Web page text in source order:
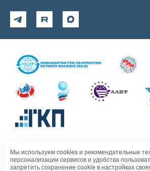
Политика в отношении обработки
Мы используем cookies и рекомендательные
персонализации сервисов и удобства
запретить сохранение cookie в настройках